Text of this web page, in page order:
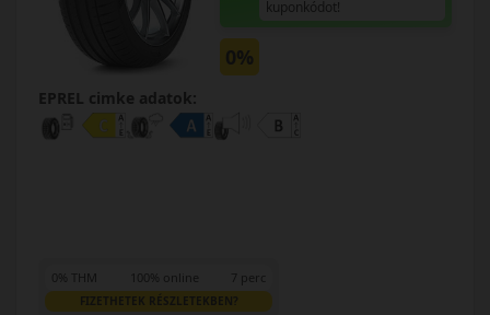
kuponkódot!
0%
EPREL cimke adatok:
0% THM 100% online 7 perc
FIZETHETEK RÉSZLETEKBEN?